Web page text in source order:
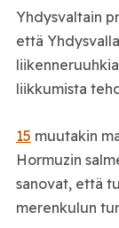
Yhdysvaltain
että
liikkumista
15 muutakin
Hormuzin
sanovat, että
merenkulun